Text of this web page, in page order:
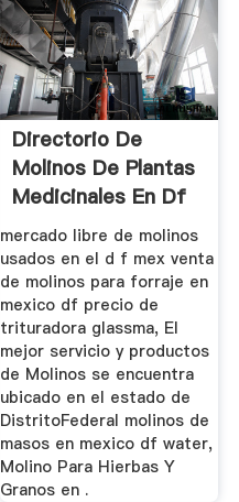
Directorio De
Molinos De Plantas
Medicinales En Df
mercado libre de molinos
usados en el d f mex venta
de molinos para forraje en
mexico df precio de
trituradora glassma, El
mejor servicio y productos
de Molinos se encuentra
ubicado en el estado de
DistritoFederal molinos de
masos en mexico df water,
Molino Para Hierbas Y
Granos en .